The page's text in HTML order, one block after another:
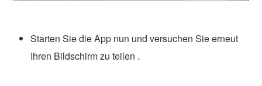
Starten Sie die App nun und versuchen Sie erneut
Ihren Bildschirm zu teilen .